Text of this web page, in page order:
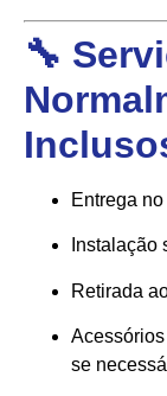
🔧
Entrega
Instalação
Retirada
se